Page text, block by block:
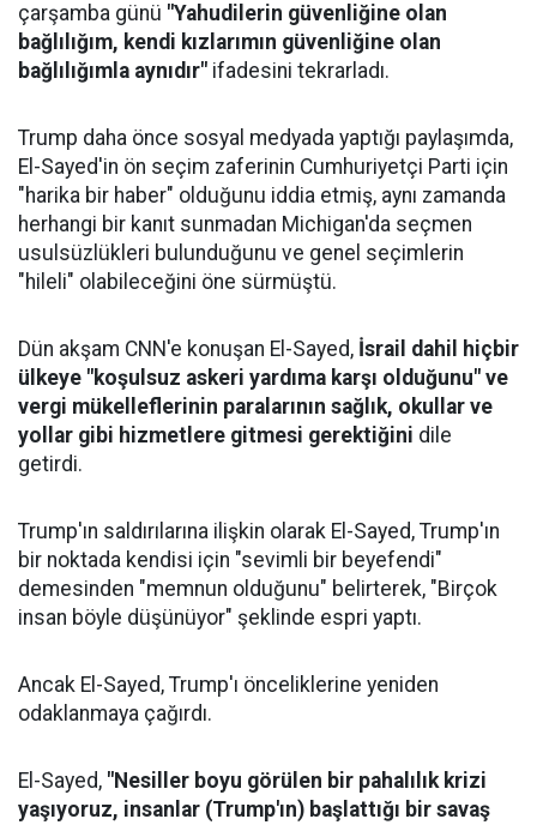
çarşamba günü "Yahudilerin güvenliğine olan
bağlılığım, kendi kızlarımın güvenliğine olan
bağlılığımla aynıdır" ifadesini tekrarladı.
Trump daha önce sosyal medyada yaptığı paylaşımda,
El-Sayed'in ön seçim zaferinin Cumhuriyetçi Parti için
"harika bir haber" olduğunu iddia etmiş, aynı zamanda
herhangi bir kanıt sunmadan Michigan'da seçmen
usulsüzlükleri bulunduğunu ve genel seçimlerin
"hileli" olabileceğini öne sürmüştü.
Dün akşam CNN'e konuşan El-Sayed, İsrail dahil hiçbir
ülkeye "koşulsuz askeri yardıma karşı olduğunu" ve
vergi mükelleflerinin paralarının sağlık, okullar ve
yollar gibi hizmetlere gitmesi gerektiğini dile
getirdi.
Trump'ın saldırılarına ilişkin olarak El-Sayed, Trump'ın
bir noktada kendisi için "sevimli bir beyefendi"
demesinden "memnun olduğunu" belirterek, "Birçok
insan böyle düşünüyor" şeklinde espri yaptı.
Ancak El-Sayed, Trump'ı önceliklerine yeniden
odaklanmaya çağırdı.
El-Sayed, "Nesiller boyu görülen bir pahalılık krizi
yaşıyoruz, insanlar (Trump'ın) başlattığı bir savaş